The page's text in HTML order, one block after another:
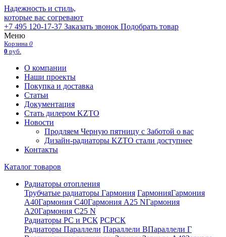
Надежность и стиль,
которые вас согревают
+7 495 120-17-37 Заказать звонок Подобрать товар
Меню
Корзина 0
0 руб.
О компании
Наши проекты
Покупка и доставка
Статьи
Документация
Стать дилером KZTO
Новости
Продляем Черную пятницу с Заботой о вас
Дизайн-радиаторы KZTO стали доступнее
Контакты
Каталог товаров
Радиаторы отопления
Трубчатые радиаторы Гармония ГармонияГармония
А40Гармония С40Гармония А25 NГармония
А20Гармония С25 N
Радиаторы РС и РСК РСРСК
Радиаторы Параллели Параллели ВПараллели Г